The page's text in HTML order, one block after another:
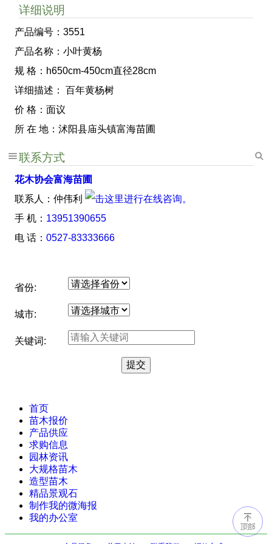
详细说明
产品编号：3551
产品名称：小叶黄杨
规 格：h650cm-450cm直径28cm
详细描述： 百年黄杨树
价 格：面议
所 在 地：沭阳县庙头镇富海苗圃
联系方式
花木协会富海苗圃
联系人：仲伟利
手 机： 13951390655
电 话： 0527-83333666
省份:
城市:
关键词:
首页
苗木报价
产品供应
求购信息
园林资讯
大规格苗木
造型苗木
精品景观石
制作我的微海报
我的办公室